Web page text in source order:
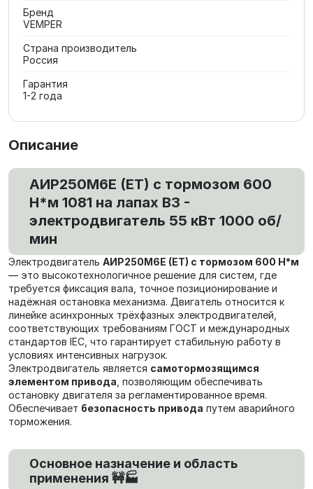
Бренд
VEMPER
Страна производитель
Россия
Гарантия
1-2 года
Описание
АИР250М6E (ET) с тормозом 600
Н*м 1081 на лапах В3 -
электродвигатель 55 кВт 1000 об/
мин
Электродвигатель АИР250М6E (ET) с тормозом 600 Н*м
— это высокотехнологичное решение для систем, где
требуется фиксация вала, точное позиционирование и
надёжная остановка механизма. Двигатель относится к
линейке асинхронных трёхфазных электродвигателей,
соответствующих требованиям ГОСТ и международных
стандартов IEC, что гарантирует стабильную работу в
условиях интенсивных нагрузок.
Электродвигатель является самотормозящимся
элементом привода , позволяющим обеспечивать
остановку двигателя за регламентированное время.
Обеспечивает безопасность привода путем аварийного
торможения.
Основное назначение и область
применения 🚧🏭